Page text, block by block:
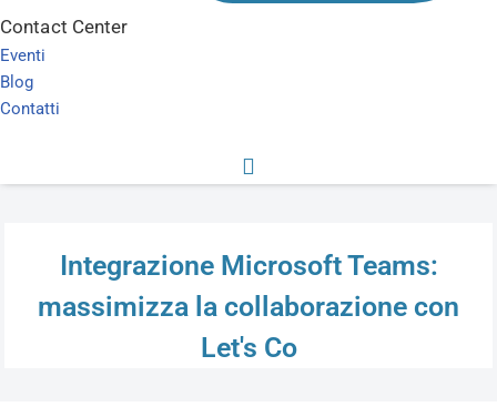
Contact Center
Eventi
Blog
Contatti
Integrazione Microsoft Teams:
massimizza la collaborazione con
Let's Co